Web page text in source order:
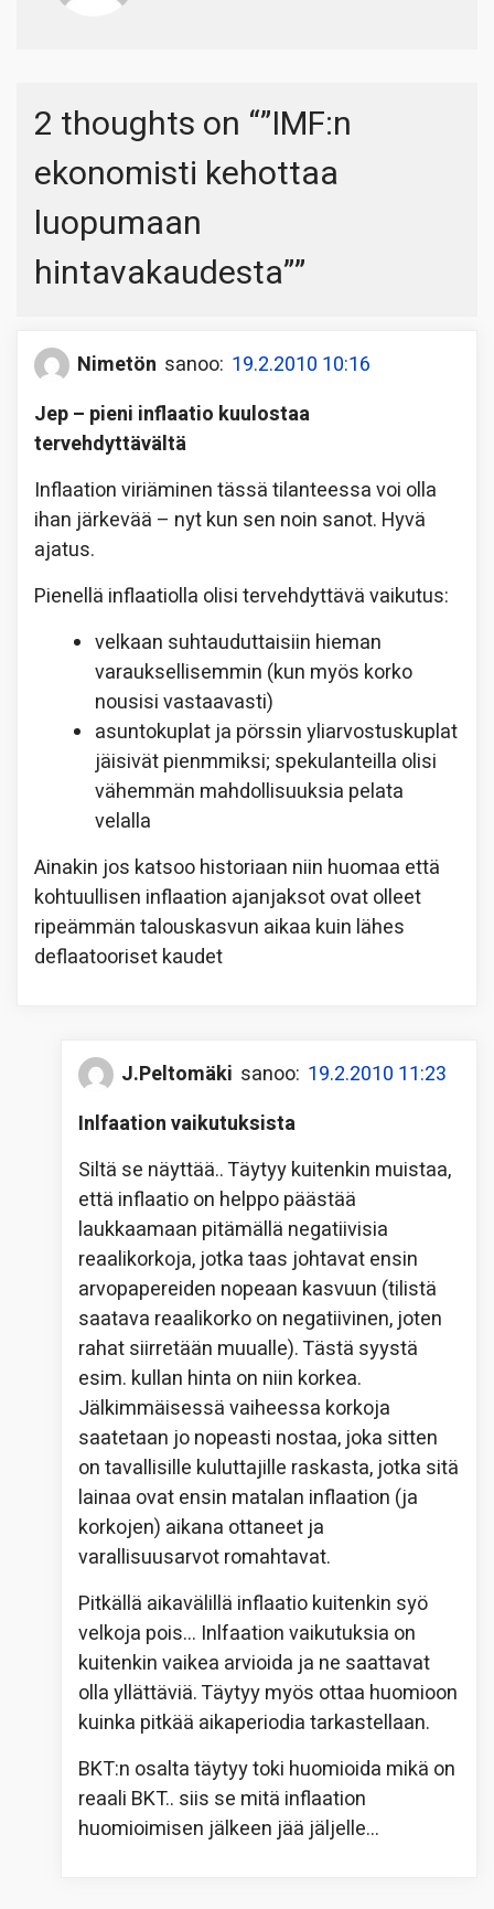
2 thoughts on “”IMF:n
ekonomisti kehottaa
luopumaan
hintavakaudesta””
Nimetön sanoo: 19.2.2010 10:16
Jep – pieni inflaatio kuulostaa
tervehdyttävältä
Inflaation viriäminen tässä tilanteessa voi olla
ihan järkevää – nyt kun sen noin sanot. Hyvä
ajatus.
Pienellä inflaatiolla olisi tervehdyttävä vaikutus:
velkaan suhtauduttaisiin hieman
varauksellisemmin (kun myös korko
nousisi vastaavasti)
asuntokuplat ja pörssin yliarvostuskuplat
jäisivät pienmmiksi; spekulanteilla olisi
vähemmän mahdollisuuksia pelata
velalla
Ainakin jos katsoo historiaan niin huomaa että
kohtuullisen inflaation ajanjaksot ovat olleet
ripeämmän talouskasvun aikaa kuin lähes
deflaatooriset kaudet
J.Peltomäki sanoo: 19.2.2010 11:23
Inlfaation vaikutuksista
Siltä se näyttää.. Täytyy kuitenkin muistaa,
että inflaatio on helppo päästää
laukkaamaan pitämällä negatiivisia
reaalikorkoja, jotka taas johtavat ensin
arvopapereiden nopeaan kasvuun (tilistä
saatava reaalikorko on negatiivinen, joten
rahat siirretään muualle). Tästä syystä
esim. kullan hinta on niin korkea.
Jälkimmäisessä vaiheessa korkoja
saatetaan jo nopeasti nostaa, joka sitten
on tavallisille kuluttajille raskasta, jotka sitä
lainaa ovat ensin matalan inflaation (ja
korkojen) aikana ottaneet ja
varallisuusarvot romahtavat.
Pitkällä aikavälillä inflaatio kuitenkin syö
velkoja pois… Inlfaation vaikutuksia on
kuitenkin vaikea arvioida ja ne saattavat
olla yllättäviä. Täytyy myös ottaa huomioon
kuinka pitkää aikaperiodia tarkastellaan.
BKT:n osalta täytyy toki huomioida mikä on
reaali BKT.. siis se mitä inflaation
huomioimisen jälkeen jää jäljelle…